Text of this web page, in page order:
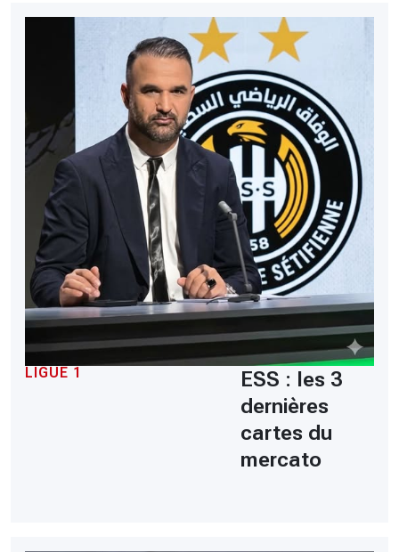
LIGUE 1
ESS : les 3
dernières
cartes du
mercato